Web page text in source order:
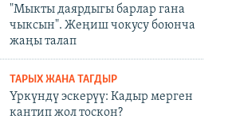
"Мыкты даярдыгы барлар гана
чыксын". Жеңиш чокусу боюнча
жаңы талап
ТАРЫХ ЖАНА ТАГДЫР
Үркүндү эскерүү: Кадыр мерген
кантип жол тоскон?